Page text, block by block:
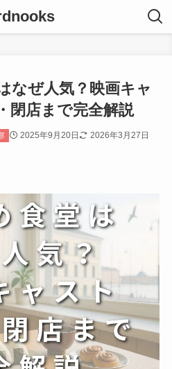
なぜ人気？映画キャ
閉店まで完全解説
2025年9月20日 2026年3月27日